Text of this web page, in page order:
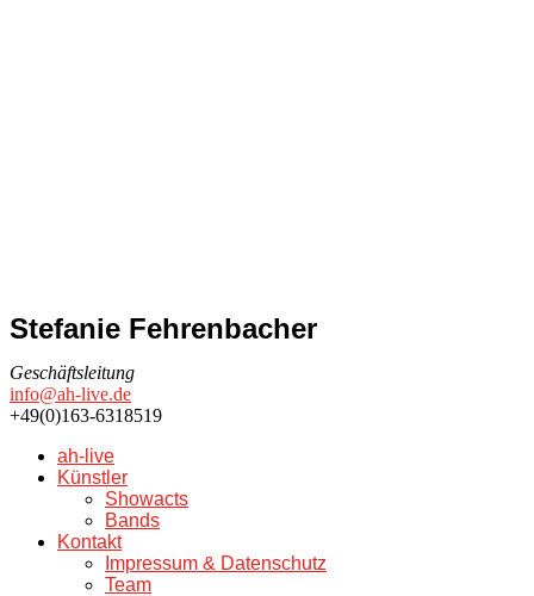
Stefanie Fehrenbacher
Geschäftsleitung
info@ah-live.de
+49(0)163-6318519
ah-live
Künstler
Showacts
Bands
Kontakt
Impressum & Datenschutz
Team